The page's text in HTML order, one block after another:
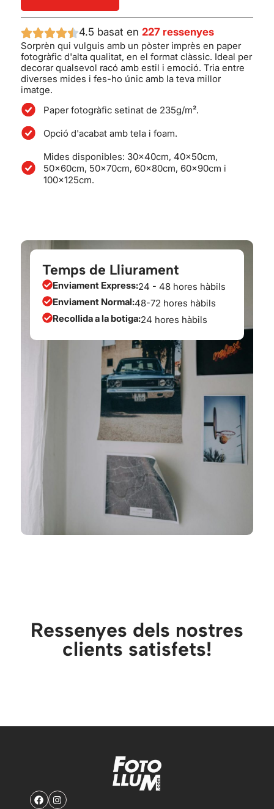
4.5 basat en 227 ressenyes
Sorprèn qui vulguis amb un pòster imprès en paper
fotogràfic d'alta qualitat, en el format clàssic. Ideal per
decorar qualsevol racó amb estil i emoció. Tria entre
diverses mides i fes-ho únic amb la teva millor
imatge.
Paper fotogràfic setinat de 235g/m².
Opció d'acabat amb tela i foam.
Mides disponibles: 30x40cm, 40x50cm,
50x60cm, 50x70cm, 60x80cm, 60x90cm i
100x125cm.
Temps de Lliurament
Enviament Express:24 - 48 hores hàbils
Enviament Normal:48-72 hores hàbils
Recollida a la botiga:24 hores hàbils
Ressenyes dels nostres
clients satisfets!